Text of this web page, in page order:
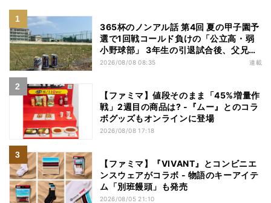
365杯のノンアル話 第4回 夏の甲子園予
選で1回戦コールド負けの「公立高・弱
小野球部」 3年生の引退試合後、父兄
が“現場”で取り出したのは……
2026/08/08 08:35 連載
【ファミマ】値段そのまま「45%増量作
戦」2週目の商品は? -『ムー』とのコラ
ボグッズもオンラインに登場
2026/08/08 17:18
【ファミマ】『VIVANT』とコンビニエ
ンスウェアがコラボ - 物語のキーアイテ
ム「別班饅頭」も発売
2026/08/05 21:10